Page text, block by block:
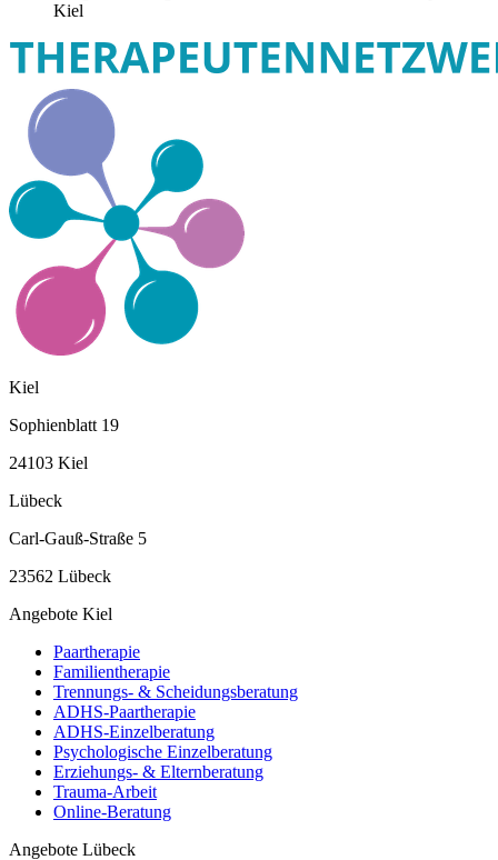
Kiel
Kiel
Sophienblatt 19
24103 Kiel
Lübeck
Carl-Gauß-Straße 5
23562 Lübeck
Angebote Kiel
Paartherapie
Familientherapie
Trennungs- & Scheidungsberatung
ADHS-Paartherapie
ADHS-Einzelberatung
Psychologische Einzelberatung
Erziehungs- & Elternberatung
Trauma-Arbeit
Online-Beratung
Angebote Lübeck